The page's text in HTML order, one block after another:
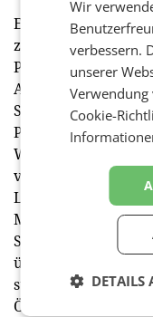
Eine Premiere ist
zu erleben:
Podcast der Zeit,
Air. Live wird auch
Spiegel und
Podcast Thema des
Weltkrieg“). Ö1-
verlegt ihre
Landesstudio Tirol.
Munding
Standard so wie am
über die aktuelle
steht im Treibhaus
Österreich gibt es
Wir
verbessern.
unserer
Verwendung
Cookie-
DETAILS